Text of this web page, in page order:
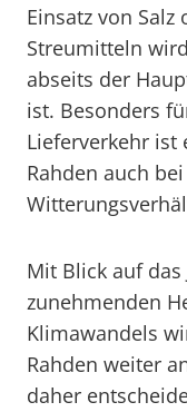
Einsatz von
Streumitteln
abseits der
ist. Besonders
Lieferverkehr ist
Rahden auch
Mit Blick auf das
zunehmenden
Klimawandels
Rahden weiter
daher